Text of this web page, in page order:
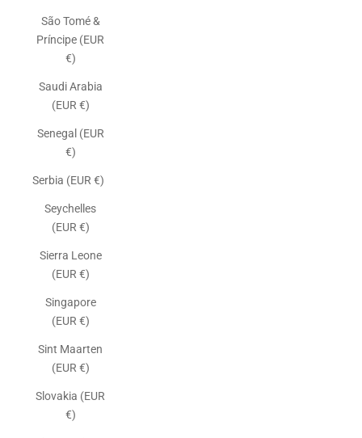
São Tomé &
Príncipe (EUR
€)
Saudi Arabia
(EUR €)
Senegal (EUR
€)
Serbia (EUR €)
Seychelles
(EUR €)
Sierra Leone
(EUR €)
Singapore
(EUR €)
Sint Maarten
(EUR €)
Slovakia (EUR
€)